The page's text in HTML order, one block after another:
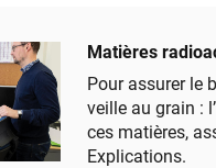
Matières
Pour assurer le
veille au grain :
ces matières,
Explications.